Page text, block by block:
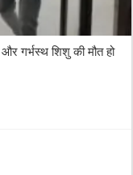
गर्भस्थ शिशु की मौत हो